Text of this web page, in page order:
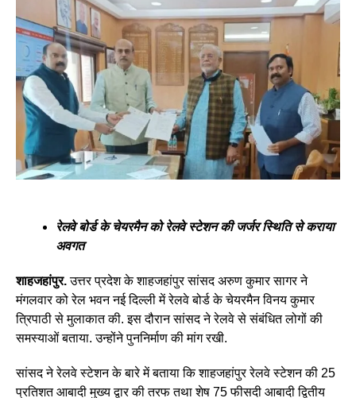
रेलवे बोर्ड के चेयरमैन को रेलवे स्टेशन की जर्जर स्थिति से कराया
अवगत
शाहजहांपुर.उत्तर प्रदेश के शाहजहांपुर सांसद अरुण कुमार सागर ने
मंगलवार को रेल भवन नई दिल्ली में रेलवे बोर्ड के चेयरमैन विनय कुमार
त्रिपाठी से मुलाकात की. इस दौरान सांसद ने रेलवे से संबंधित लोगों की
समस्याओं बताया. उन्होंने पुननिर्माण की मांग रखी.
सांसद ने रेलवे स्टेशन के बारे में बताया कि शाहजहांपुर रेलवे स्टेशन की 25
प्रतिशत आबादी मुख्य द्वार की तरफ तथा शेष 75 फीसदी आबादी द्वितीय